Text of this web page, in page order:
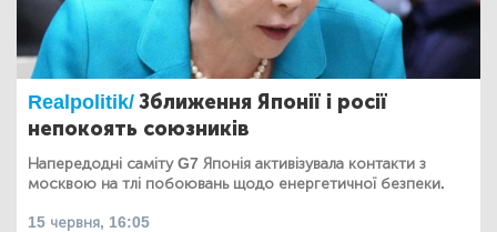
Realpolitik/Зближення Японії і росії
непокоять союзників
Напередодні саміту G7 Японія активізувала контакти з
москвою на тлі побоювань щодо енергетичної безпеки.
15 червня, 16:05